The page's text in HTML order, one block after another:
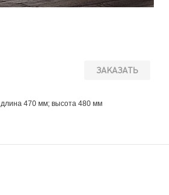
ЗАКАЗАТЬ
длина 470 мм; высота 480 мм